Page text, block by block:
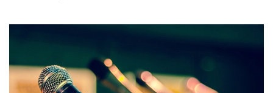
Anmeldung
Hilfsangebote